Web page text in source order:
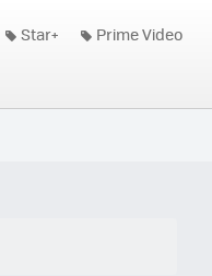
Star+ Prime Video